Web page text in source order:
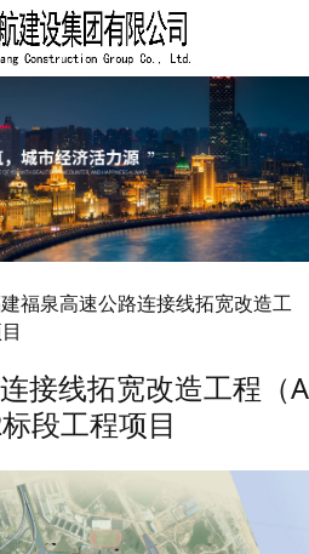
速公路连接
工程（A
工程项目
福泉高速公路连接线拓宽改造工
接线拓宽改造工程（A
段工程项目